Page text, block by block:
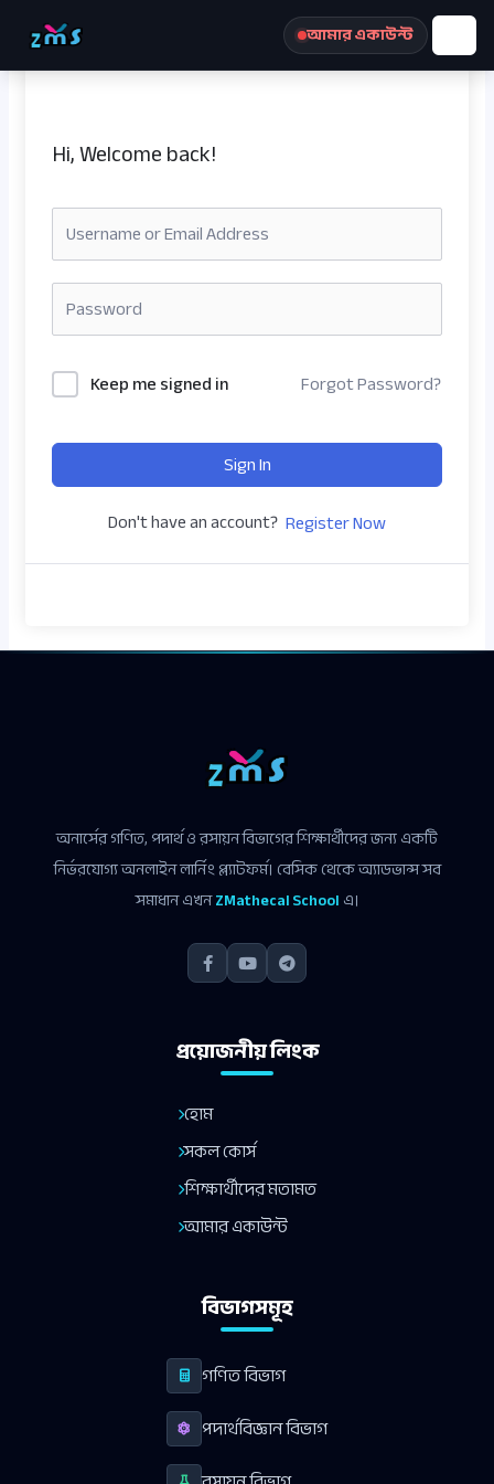
আমার একাউন্ট
Hi, Welcome back!
Keep me signed in Forgot Password?
Sign In
Don't have an account? Register Now
অনার্সের গণিত, পদার্থ ও রসায়ন বিভাগের শিক্ষার্থীদের জন্য একটি
নির্ভরযোগ্য অনলাইন লার্নিং প্ল্যাটফর্ম। বেসিক থেকে অ্যাডভান্স সব
সমাধান এখনZMathecal Schoolএ।
প্রয়োজনীয় লিংক
হোম
সকল কোর্স
শিক্ষার্থীদের মতামত
আমার একাউন্ট
বিভাগসমূহ
গণিত বিভাগ
পদার্থবিজ্ঞান বিভাগ